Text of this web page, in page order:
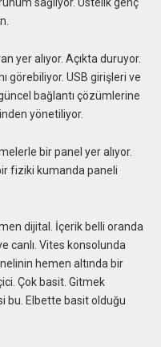
sağlıyor. Üstelik genç
yer alıyor. Açıkta duruyor.
görebiliyor. USB girişleri ve
bağlantı çözümlerine
yönetiliyor.
bir panel yer alıyor.
fiziki kumanda paneli
dijital. İçerik belli oranda
canlı. Vites konsolunda
hemen altında bir
Çok basit. Gitmek
bu. Elbette basit olduğu